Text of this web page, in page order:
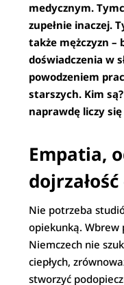
medycznym.
zupełnie inaczej.
także mężczyzn –
doświadczenia w
powodzeniem
starszych. Kim
naprawdę liczy
Empatia,
Nie potrzeba
opiekunką. Wbrew
Niemczech nie
ciepłych,
stworzyć